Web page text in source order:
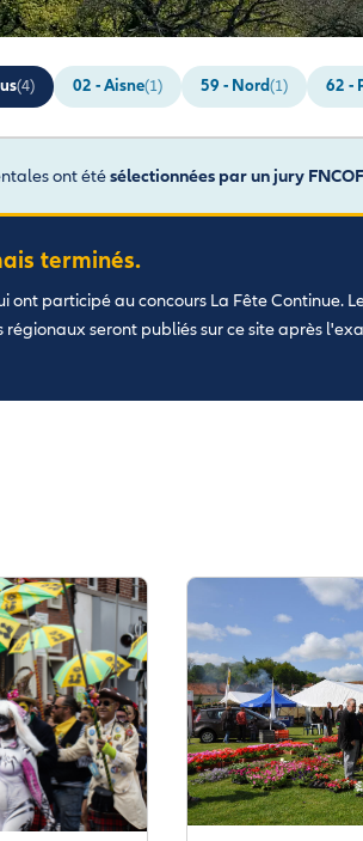
(4) 02 - Aisne(1) 59 - Nord(1) 62 -
ont étésélectionnées par un jury
terminés.
ont participé au concours La Fête Continue.
seront publiés sur ce site après